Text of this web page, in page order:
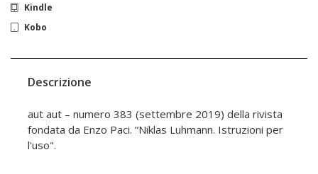
Kindle
Kobo
Descrizione
aut aut – numero 383 (settembre 2019) della rivista
fondata da Enzo Paci. “Niklas Luhmann. Istruzioni per
l'uso".